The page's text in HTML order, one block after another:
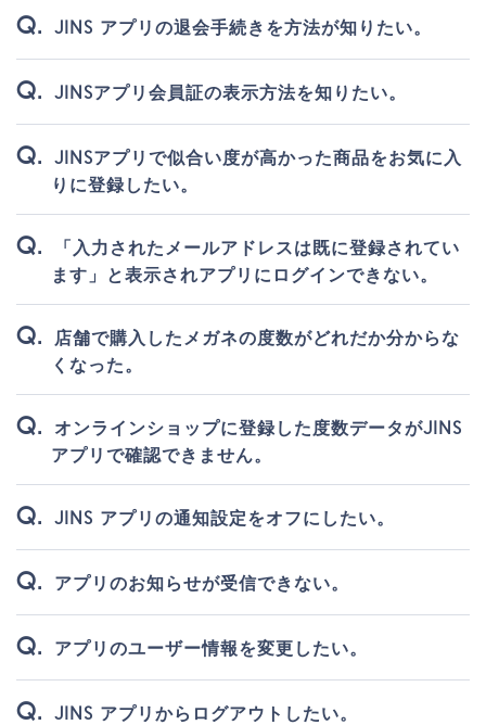
JINS アプリの退会手続きを方法が知りたい。
JINSアプリ会員証の表示方法を知りたい。
JINSアプリで似合い度が高かった商品をお気に入
りに登録したい。
「入力されたメールアドレスは既に登録されてい
ます」と表示されアプリにログインできない。
店舗で購入したメガネの度数がどれだか分からな
くなった。
オンラインショップに登録した度数データがJINS
アプリで確認できません。
JINS アプリの通知設定をオフにしたい。
アプリのお知らせが受信できない。
アプリのユーザー情報を変更したい。
JINS アプリからログアウトしたい。